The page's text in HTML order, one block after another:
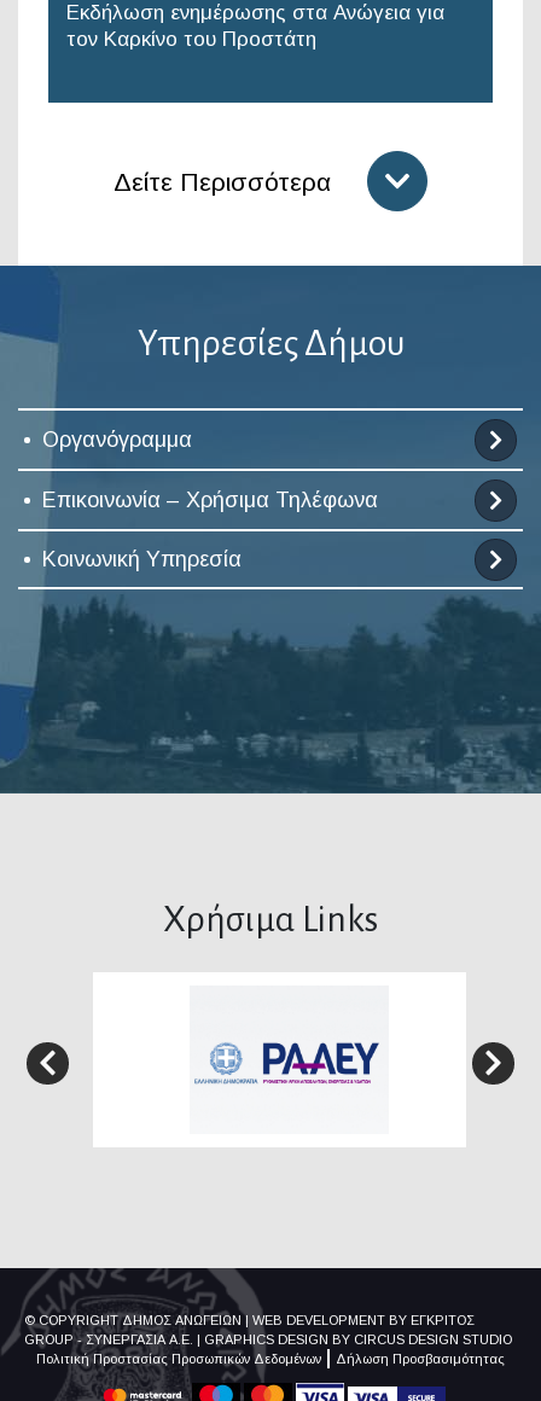
Εκδήλωση ενημέρωσης στα Ανώγεια για
τον Καρκίνο του Προστάτη
Δείτε Περισσότερα
Υπηρεσίες Δήμου
Οργανόγραμμα
Επικοινωνία – Χρήσιμα Τηλέφωνα
Κοινωνική Υπηρεσία
Χρήσιμα Links
© COPYRIGHT ΔΗΜΟΣ ΑΝΩΓΕΙΩΝ | WEB DEVELOPMENT BY ΕΓΚΡΙΤΟΣ
GROUP - ΣΥΝΕΡΓΑΣΙΑ Α.Ε. | GRAPHICS DESIGN BY CIRCUS DESIGN STUDIO
Πολιτική Προστασίας Προσωπικών Δεδομένων
Δήλωση Προσβασιμότητας